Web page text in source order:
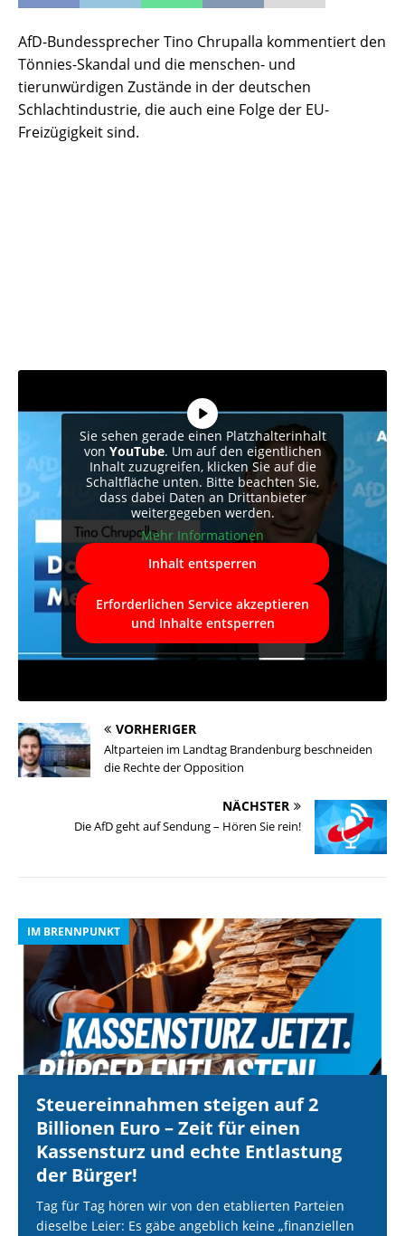
AfD-Bundessprecher Tino Chrupalla kommentiert den
Tönnies-Skandal und die menschen- und
tierunwürdigen Zustände in der deutschen
Schlachtindustrie, die auch eine Folge der EU-
Freizügigkeit sind.
Sie sehen gerade einen Platzhalterinhalt
von YouTube. Um auf den eigentlichen
Inhalt zuzugreifen, klicken Sie auf die
Schaltfläche unten. Bitte beachten Sie,
dass dabei Daten an Drittanbieter
weitergegeben werden.
Mehr Informationen
Inhalt entsperren
Erforderlichen Service akzeptieren
und Inhalte entsperren
VORHERIGER
Altparteien im Landtag Brandenburg beschneiden
die Rechte der Opposition
NÄCHSTER
Die AfD geht auf Sendung – Hören Sie rein!
IM BRENNPUNKT
Steuereinnahmen steigen auf 2
Billionen Euro – Zeit für einen
Kassensturz und echte Entlastung
der Bürger!
Tag für Tag hören wir von den etablierten Parteien
dieselbe Leier: Es gäbe angeblich keine „finanziellen